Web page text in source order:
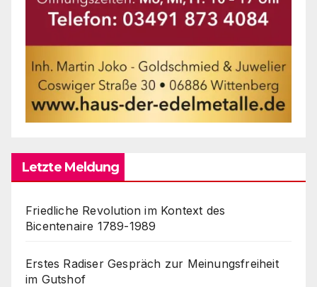
Letzte Meldung
Friedliche Revolution im Kontext des
Bicentenaire 1789-1989
Erstes Radiser Gespräch zur Meinungsfreiheit
im Gutshof